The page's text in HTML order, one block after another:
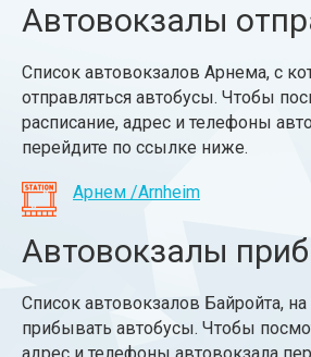
Автовокзалы
Список автовокзалов Арнема, с
отправляться автобусы. Чтобы
расписание, адрес и телефоны
перейдите по ссылке ниже.
Арнем /Arnheim
Автовокзалы
Список автовокзалов Байройта,
прибывать автобусы. Чтобы